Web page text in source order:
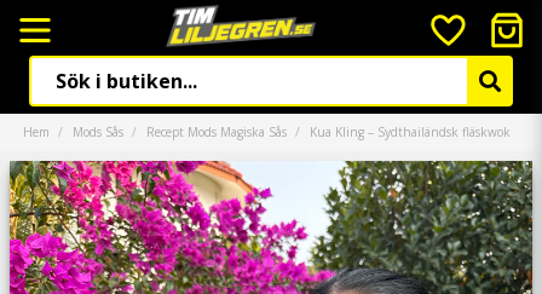
Hem Mods Sås Recept Mods Magiska Sås Kua Kling – Sydthailändsk fläskwok